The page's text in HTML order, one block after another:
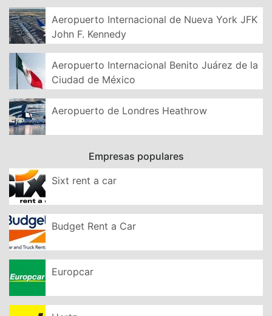
Aeropuerto Internacional de Nueva York JFK
John F. Kennedy
Aeropuerto Internacional Benito Juárez de la
Ciudad de México
Aeropuerto de Londres Heathrow
Empresas populares
Sixt rent a car
Budget Rent a Car
Europcar